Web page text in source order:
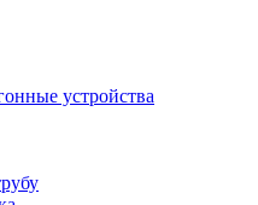
устройства